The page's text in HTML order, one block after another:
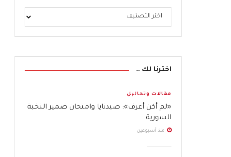
اخترنا لك ..
مقالات وتحاليل
«لم أكن أعرف»: صيدنايا وامتحان ضمير النخبة
السورية
منذ أسبوعين